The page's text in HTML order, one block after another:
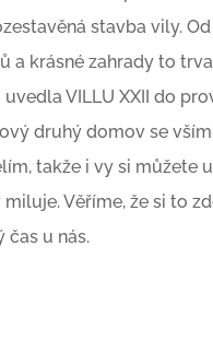
stavba vily.
a krásné zahrady to
VILLU XXII do
druhý domov se
takže i vy si můžete
Věříme, že si to
čas u nás.